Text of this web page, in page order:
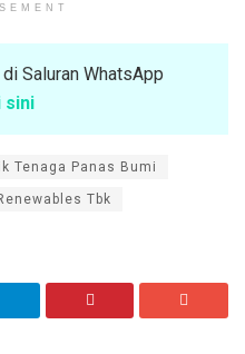
Saluran WhatsApp
sini
Tenaga Panas Bumi
Tbk